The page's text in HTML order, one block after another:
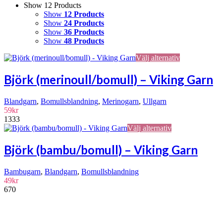
Show 12 Products
Show 12 Products
Show 24 Products
Show 36 Products
Show 48 Products
Välj alternativDen
produkten
har
väljas
på
Björk (merinoull/bomull) – Viking Garn
Blandgarn, Bomullsblandning, Merinogarn, Ullgarn
59kr
1333
Välj alternativDen
produkten
har
Björk (bambu/bomull) – Viking Garn
Bambugarn, Blandgarn, Bomullsblandning
49kr
670